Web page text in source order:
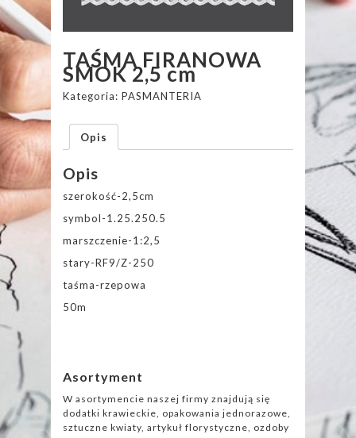
TAŚMA FIRANOWA
SMOK 2,5 cm
Kategoria: PASMANTERIA
Opis
Opis
szerokość-2,5cm
symbol-1.25.250.5
marszczenie-1:2,5
stary-RF9/Z-250
taśma-rzepowa
50m
Asortyment
W asortymencie naszej firmy znajdują się
dodatki krawieckie, opakowania jednorazowe,
sztuczne kwiaty, artykuł florystyczne, ozdoby